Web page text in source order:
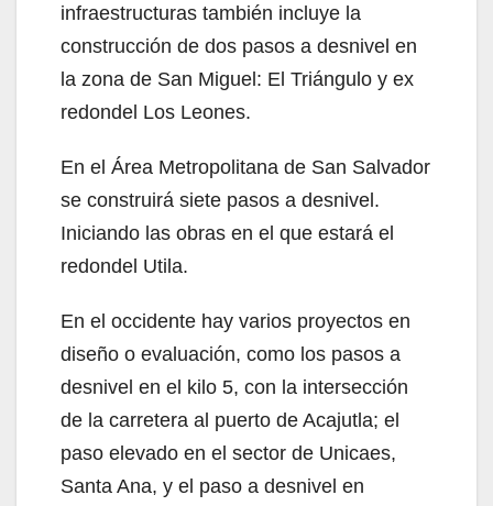
infraestructuras también incluye la
construcción de dos pasos a desnivel en
la zona de San Miguel: El Triángulo y ex
redondel Los Leones.
En el Área Metropolitana de San Salvador
se construirá siete pasos a desnivel.
Iniciando las obras en el que estará el
redondel Utila.
En el occidente hay varios proyectos en
diseño o evaluación, como los pasos a
desnivel en el kilo 5, con la intersección
de la carretera al puerto de Acajutla; el
paso elevado en el sector de Unicaes,
Santa Ana, y el paso a desnivel en